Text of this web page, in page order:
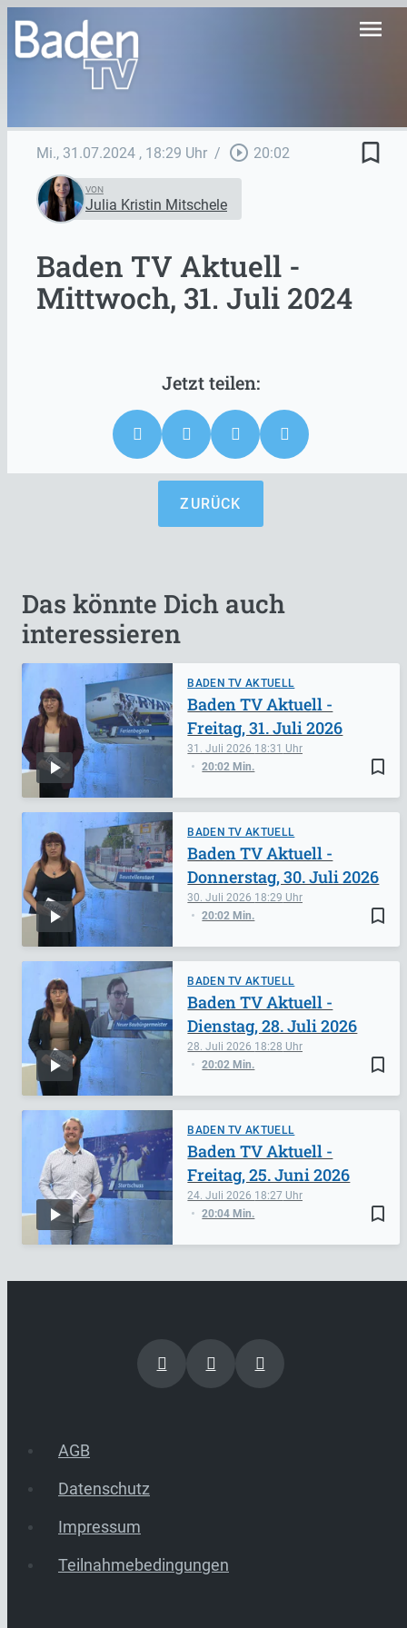
menu
Mi., 31.07.2024 , 18:29 Uhr / play_circle_outline 20:02 bookmark_border
VON
Julia Kristin Mitschele
Baden TV Aktuell -
Mittwoch, 31. Juli 2024
ZURÜCK
Das könnte Dich auch
interessieren
BADEN TV AKTUELL
bookmark_border
31. Juli 2026 18:31
20:02 Min.
Baden TV Aktuell -
Freitag, 31. Juli 2026
BADEN TV AKTUELL
bookmark_border
30. Juli 2026 18:29
20:02 Min.
Baden TV Aktuell -
Donnerstag, 30. Juli 2026
BADEN TV AKTUELL
bookmark_border
28. Juli 2026 18:28
20:02 Min.
Baden TV Aktuell -
Dienstag, 28. Juli 2026
BADEN TV AKTUELL
bookmark_border
24. Juli 2026 18:27
20:04 Min.
Baden TV Aktuell -
Freitag, 25. Juni 2026
AGB
Datenschutz
Impressum
Teilnahmebedingungen